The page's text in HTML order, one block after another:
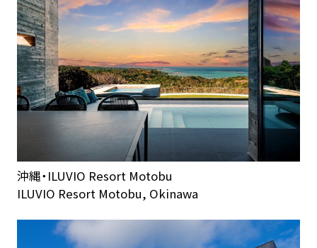
沖縄・ILUVIO Resort Motobu
ILUVIO Resort Motobu, Okinawa